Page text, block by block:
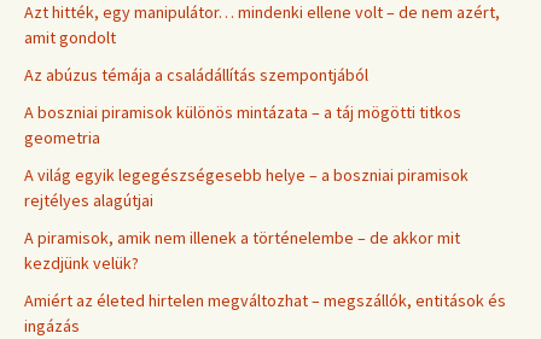
Azt hitték, egy manipulátor… mindenki ellene volt – de nem azért,
amit gondolt
Az abúzus témája a családállítás szempontjából
A boszniai piramisok különös mintázata – a táj mögötti titkos
geometria
A világ egyik legegészségesebb helye – a boszniai piramisok
rejtélyes alagútjai
A piramisok, amik nem illenek a történelembe – de akkor mit
kezdjünk velük?
Amiért az életed hirtelen megváltozhat – megszállók, entitások és
ingázás